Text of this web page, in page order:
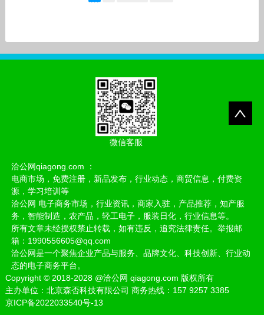
微信客服
洽公网qiagong.com ：
电商市场，免费注册，新品发布，行业动态，商贸信息，付费资
源，学习培训等
洽公网 电子商务市场，行业资讯，商家入驻，产品推荐，知产服
务，智能制造，农产品，轻工电子，服装日化，行业信息等。
所有文章未经授权禁止转载，如有违反，追究法律责任。举报邮
箱：1990556605@qq.com
洽公网是一个聚焦企业产品与服务、品牌文化、科技创新、行业动
态的电子商务平台。
Copyright ©2018-2028 @洽公网 qiagong.com 版权所有
主办单位：北京森否科技有限公司 商务热线：157 9257 3385
京ICP备2022033540号-13